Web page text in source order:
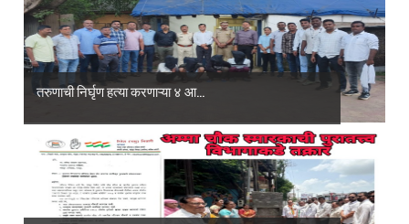
तरुणाची निर्घृण हत्या करणाऱ्या ४ आ...